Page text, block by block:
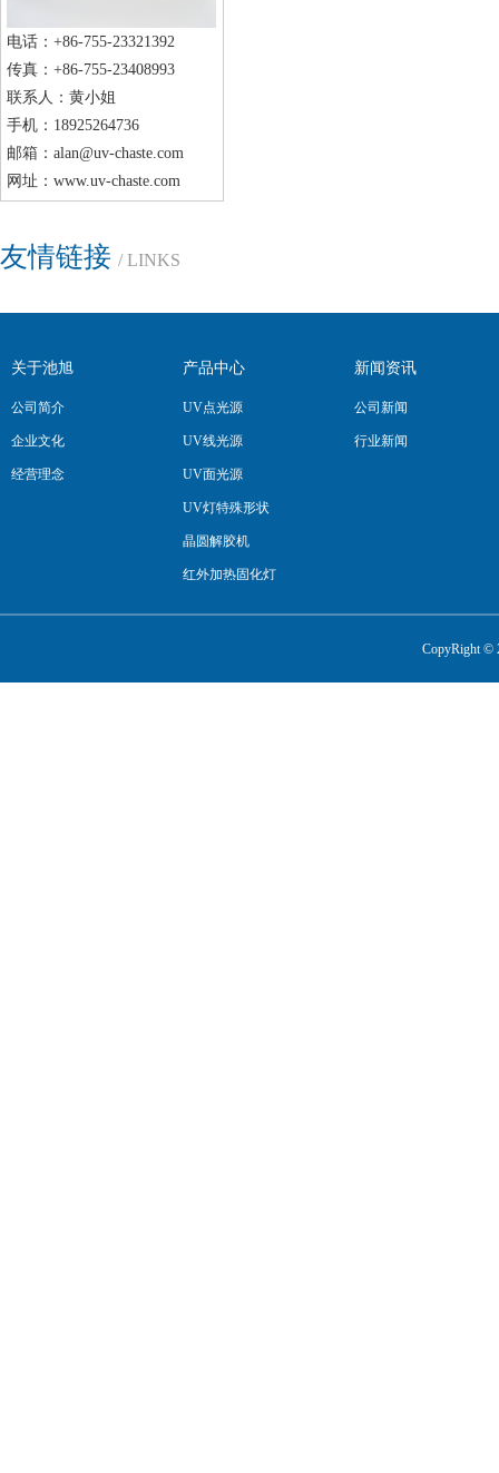
电话：+86-755-23321392
传真：+86-755-23408993
联系人：黄小姐
手机：18925264736
邮箱：alan@uv-chaste.com
网址：www.uv-chaste.com
友情链接 / LINKS
关于池旭
公司简介
企业文化
经营理念
产品中心
UV点光源
UV线光源
UV面光源
UV灯特殊形状
晶圆解胶机
红外加热固化灯
新闻资讯
公司新闻
行业新闻
CopyRight ©